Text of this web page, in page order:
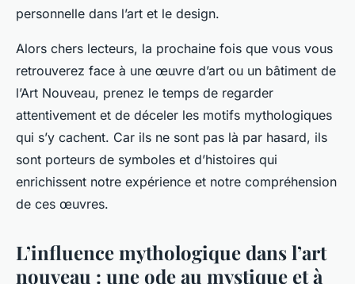
personnelle dans l’art et le design.
Alors chers lecteurs, la prochaine fois que vous vous
retrouverez face à une œuvre d’art ou un bâtiment de
l’Art Nouveau, prenez le temps de regarder
attentivement et de déceler les motifs mythologiques
qui s’y cachent. Car ils ne sont pas là par hasard, ils
sont porteurs de symboles et d’histoires qui
enrichissent notre expérience et notre compréhension
de ces œuvres.
L’influence mythologique dans l’art
nouveau : une ode au mystique et à